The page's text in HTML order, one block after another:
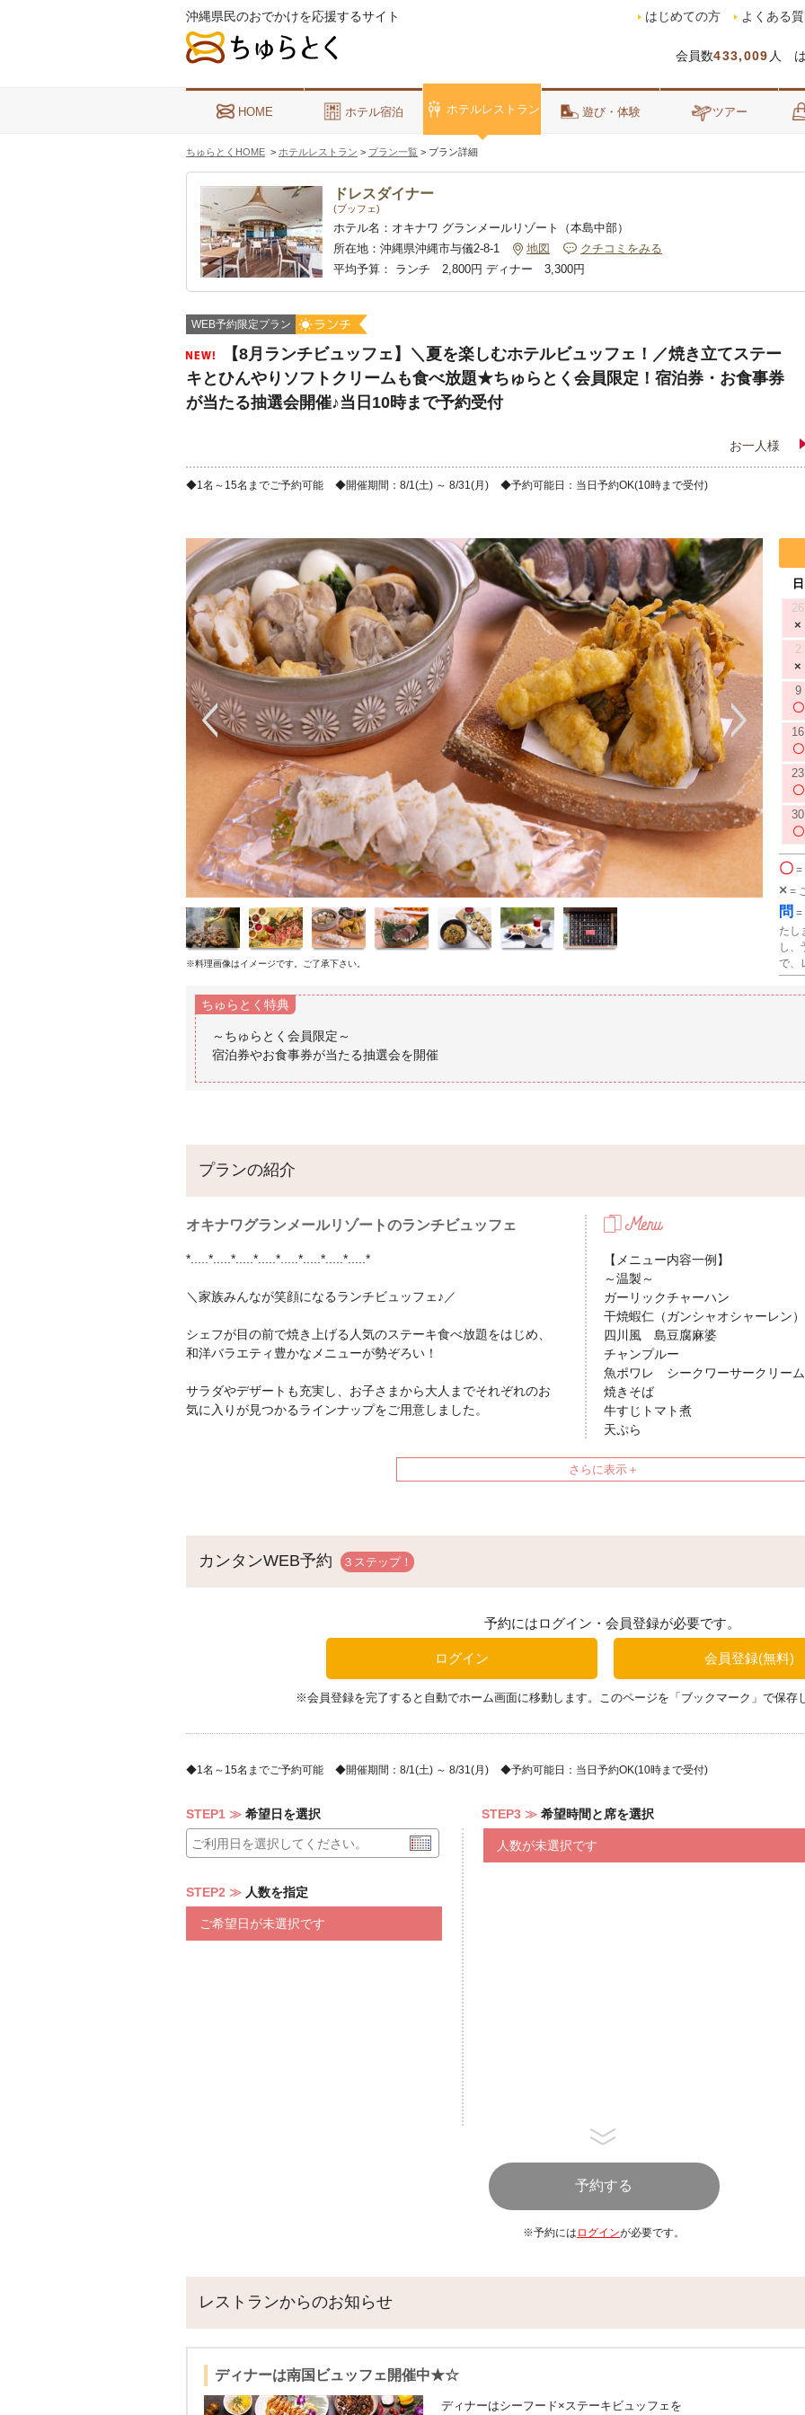
沖縄県民のおでかけを応援するサイト
会員数433,009 人 は
はじめての方 よくある
HOME ホテル宿泊 ホテルレストラン 遊び・体験 ツアー
ちゅらとくHOME > ホテルレストラン > プラン一覧 > プラン詳細
ドレスダイナー
(ブッフェ)
ホテル名： オキナワ グランメールリゾート（本島中部）
所在地： 沖縄県沖縄市与儀2-8-1 地図
クチコミをみる
平均予算：
ランチ 2,800円 ディナー 3,300円
WEB予約限定プラン
【8月ランチビュッフェ】＼夏を楽しむホテルビュッフェ！／焼き立てステー
キとひんやりソフトクリームも食べ放題★ちゅらとく会員限定！宿泊券・お食事券
が当たる抽選会開催♪当日10時まで予約受付
お一人様
1名～15名までご予約可能 開催期間：8/1(土) ～ 8/31(月) 予約可能日：当日予約OK(10時まで受付)
※料理画像はイメージです。ご了承下さい。
日
26
2
9
16
23
30
〇 =
× =
問 =
たし
し、
で、
ちゅらとく特典
～ちゅらとく会員限定～
プランの紹介
オキナワグランメールリゾートのランチビュッフェ
*.....*.....*.....*.....*.....*.....*.....*.....*
＼家族みんなが笑顔になるランチビュッフェ♪／
シェフが目の前で焼き上げる人気のステーキ食べ放題をはじめ、
和洋バラエティ豊かなメニューが勢ぞろい！
サラダやデザートも充実し、お子さまから大人までそれぞれのお
気に入りが見つかるラインナップをご用意しました。
*.....*.....*.....*.....*.....*.....*.....*.....*
ご家族・友人・女子会・懇親会など、お気軽にご利用ください♪
【メニュー内容一例】
～温製～
ガーリックチャーハン
干焼蝦仁（ガンシャオシャーレン
四川風 島豆腐麻婆
チャンプルー
魚ポワレ シークワーサークリーム
焼きそば
牛すじトマト煮
天ぷら
琉球おでん
カレー
ミニトマト 他
豚しゃぶ
炙りカツオ
～キッズコーナー～
チキンナゲット
ナポリタン
スマイルポテト
チキンライス
～ソフトクリーム～
・バニラソフトクリーム
他3種類
フレークやちんすこうなどのトッ
プチケーキ 各種
フルーツ3種
カンタンWEB予約
予約にはログイン・会員登録が必要です。
ログイン 会員登録(無料)
※会員登録を完了すると自動でホーム画面に移動します。このページを「ブックマーク」で保存
1名～15名までご予約可能 開催期間：8/1(土) ～ 8/31(月) 予約可能日：当日予約OK(10時まで受付)
STEP1 希望日を選択
STEP2 人数を指定
ご希望日が未選択です
STEP3 希望時間と席を選択
人数が未選択です
※予約には ログインが必要です。
レストランからのお知らせ
ディナーは南国ビュッフェ開催中★☆
ディナーはシーフード×ステーキビュッフェを